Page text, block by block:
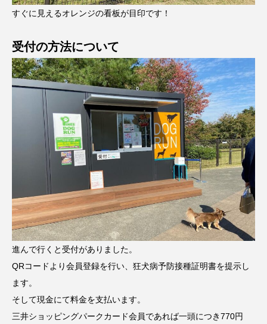
すぐに見えるオレンジの看板が目印です！
受付の方法について
進んで行くと受付がありました。
QRコードより会員登録を行い、狂犬病予防接種証明書を提示し
ます。
そして現金にて料金を支払います。
三井ショッピングパークカード会員であれば一頭につき770円